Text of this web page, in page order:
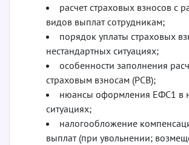
расчет страховых взносов с
видов выплат сотрудникам;
порядок уплаты страховых
нестандартных ситуациях;
особенности заполнения
страховым взносам (РСВ);
нюансы оформления ЕФС­1 в
ситуациях;
налогообложение
выплат (при увольнении;